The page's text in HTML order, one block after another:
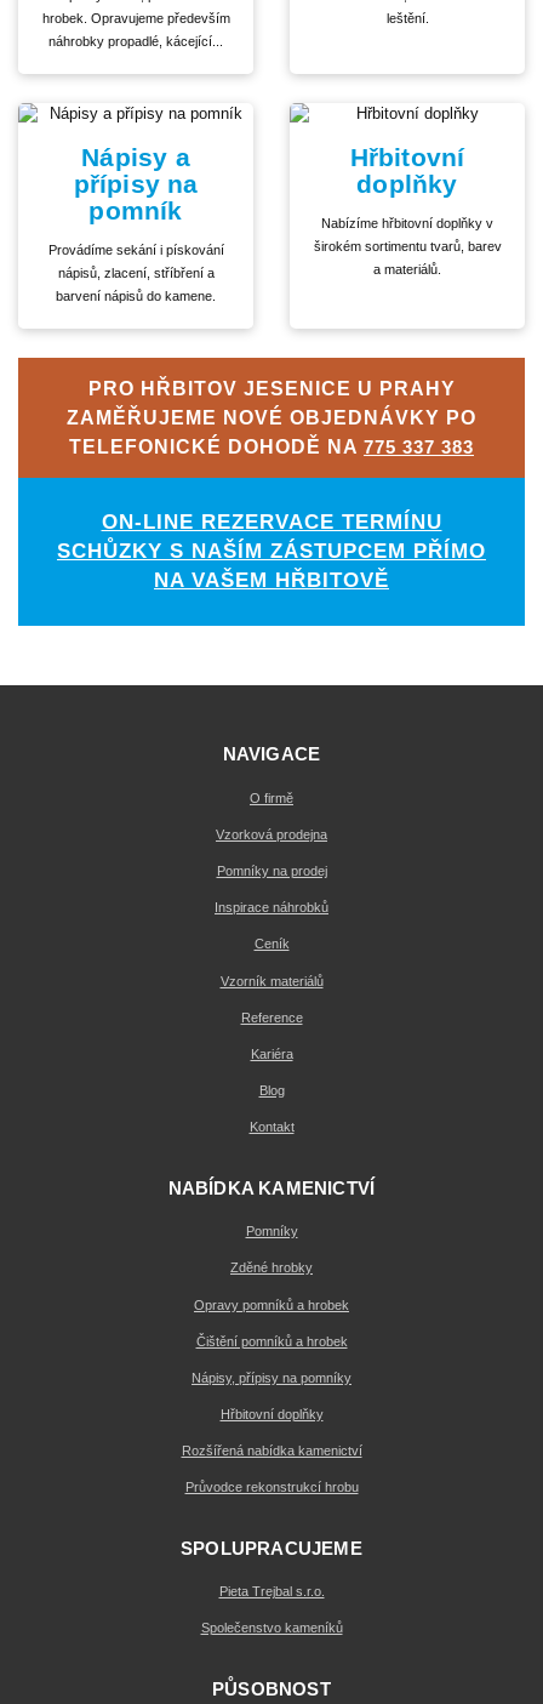
hrobek. Opravujeme především
náhrobky propadlé, kácející...
leštění.
Nápisy a
přípisy na
pomník
Provádíme sekání i pískování
nápisů, zlacení, stříbření a
barvení nápisů do kamene.
Hřbitovní
doplňky
Nabízíme hřbitovní doplňky v
širokém sortimentu tvarů, barev
a materiálů.
PRO HŘBITOV JESENICE U PRAHY
ZAMĚŘUJEME NOVÉ OBJEDNÁVKY PO
TELEFONICKÉ DOHODĚ NA 775 337 383
ON-LINE REZERVACE TERMÍNU
SCHŮZKY S NAŠÍM ZÁSTUPCEM PŘÍMO
NA VAŠEM HŘBITOVĚ
NAVIGACE
O firmě
Vzorková prodejna
Pomníky na prodej
Inspirace náhrobků
Ceník
Vzorník materiálů
Reference
Kariéra
Blog
Kontakt
NABÍDKA KAMENICTVÍ
Pomníky
Zděné hrobky
Opravy pomníků a hrobek
Čištění pomníků a hrobek
Nápisy, přípisy na pomníky
Hřbitovní doplňky
Rozšířená nabídka kamenictví
Průvodce rekonstrukcí hrobu
SPOLUPRACUJEME
Pieta Trejbal s.r.o.
Společenstvo kameníků
PŮSOBNOST